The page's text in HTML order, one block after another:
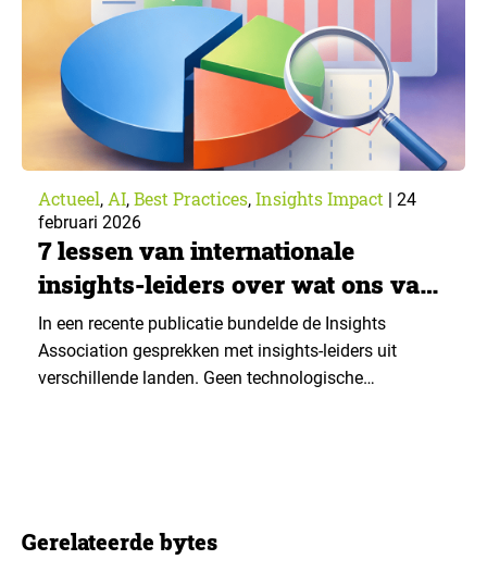
Actueel, AI, Best Practices, Insights Impact | 24
februari 2026
7 lessen van internationale
insights-leiders over wat ons vak
nu mist
In een recente publicatie bundelde de Insights
Association gesprekken met insights-leiders uit
verschillende landen. Geen technologische
Gerelateerde bytes